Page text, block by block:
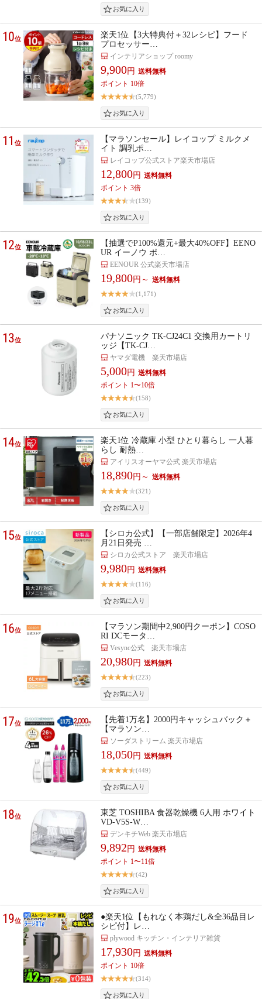
10位
楽天1位【3大特典付＋32レシピ】フード
プロセッサー…
インテリアショップ roomy
9,900円
ポイント 10倍
(5,779)
11位
【マラソンセール】レイコップ ミルクメ
イト 調乳ポ…
レイコップ公式ストア楽天市場店
12,800円
ポイント 3倍
(139)
12位
【抽選でP100%還元+最大40%OFF】EENO
UR イーノウ ポ…
EENOUR 公式楽天市場店
19,800円～
(1,171)
13位
パナソニック TK-CJ24C1 交換用カートリ
ッジ【TK-CJ…
ヤマダ電機 楽天市場店
5,000円
ポイント 1〜10倍
(158)
14位
楽天1位 冷蔵庫 小型 ひとり暮らし 一人暮
らし 耐熱…
アイリスオーヤマ公式 楽天市場店
18,890円～
(321)
15位
【シロカ公式】【一部店舗限定】2026年4
月21日発売 …
シロカ公式ストア 楽天市場店
9,980円
(116)
16位
【マラソン期間中2,900円クーポン】COSO
RI DCモータ…
Vesync公式 楽天市場店
20,980円
(223)
17位
【先着1万名】2000円キャッシュバック＋
【マラソン…
ソーダストリーム 楽天市場店
18,050円
(449)
18位
東芝 TOSHIBA 食器乾燥機 6人用 ホワイト
VD-V5S-W…
デンキチWeb 楽天市場店
9,892 円
ポイント 1〜11倍
(42)
19位
●楽天1位【もれなく本鶏だし&全36品目レ
シピ付】レ…
plywood キッチン・インテリア雑貨
17,930円
ポイント 10倍
(314)